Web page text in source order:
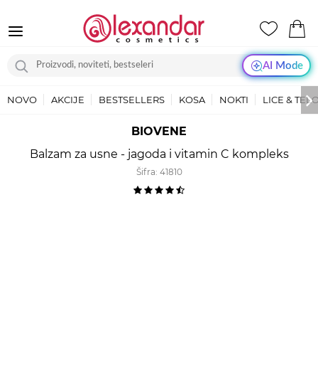
AI Mode
NOVO AKCIJE BESTSELLERS KOSA NOKTI LICE &
BIOVENE
Balzam za usne - jagoda i vitamin C kompleks
Šifra: 41810